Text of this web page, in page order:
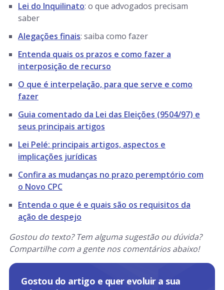
Lei do Inquilinato: o que advogados precisam
saber
Alegações finais: saiba como fazer
Entenda quais os prazos e como fazer a
interposição de recurso
O que é interpelação, para que serve e como
fazer
Guia comentado da Lei das Eleições (9504/97) e
seus principais artigos
Lei Pelé: principais artigos, aspectos e
implicações jurídicas
Confira as mudanças no prazo peremptório com
o Novo CPC
Entenda o que é e quais são os requisitos da
ação de despejo
Gostou do texto? Tem alguma sugestão ou dúvida?
Compartilhe com a gente nos comentários abaixo!
Gostou do artigo e quer evoluir a sua